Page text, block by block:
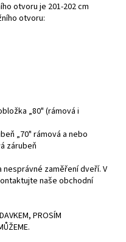
otvoru je 201-202 cm
otvoru:
„80" (rámová i
„70" rámová a nebo
zárubeň
zaměření dveří. V
naše obchodní
PROSÍM